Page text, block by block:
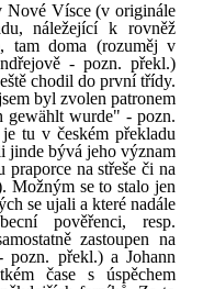
Nové Vísce (v originále
náležející k rovněž
tam doma (rozuměj v
- pozn. překl.)
chodil do první třídy.
byl zvolen patronem
gewählt wurde" - pozn.
tu v českém překladu
jinde bývá jeho význam
na střeše či na
Možným se to stalo jen
se ujali a které nadále
pověřenci, resp.
zastoupen na
pozn. překl.) a Johann
čase s úspěchem